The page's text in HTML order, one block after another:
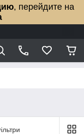
, перейдите на